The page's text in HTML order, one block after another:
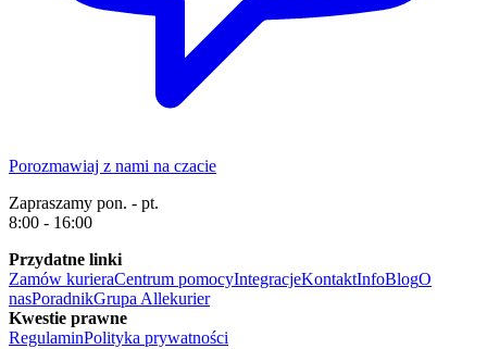
Porozmawiaj z nami na czacie
Zapraszamy pon. - pt.
8:00 - 16:00
Przydatne linki
Zamów kurieraCentrum pomocyIntegracjeKontaktInfoBlogO
nasPoradnikGrupa Allekurier
Kwestie prawne
RegulaminPolityka prywatności